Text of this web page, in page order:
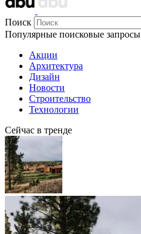
Поиск
Популярные поисковые запросы
Акции
Архитектура
Дизайн
Новости
Строительство
Технологии
Сейчас в тренде